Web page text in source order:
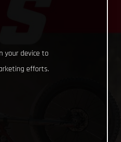
your device to
efforts.